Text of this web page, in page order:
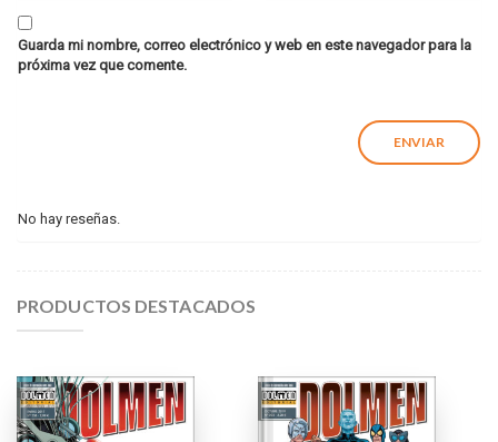
Guarda mi nombre, correo electrónico y web en este navegador para la
próxima vez que comente.
No hay reseñas.
PRODUCTOS DESTACADOS